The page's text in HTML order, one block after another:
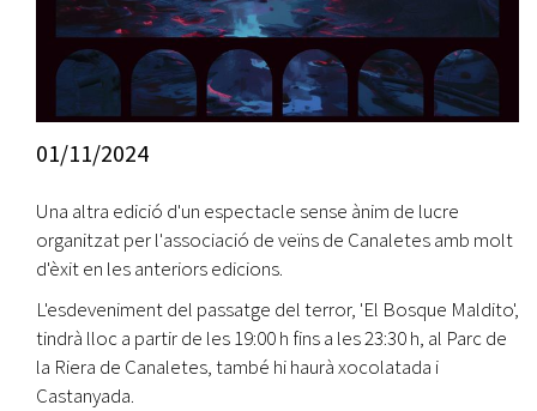
01/11/2024
Una altra edició d'un espectacle sense ànim de lucre
organitzat per l'associació de veïns de Canaletes amb molt
d'èxit en les anteriors edicions.
L'esdeveniment del passatge del terror, 'El Bosque Maldito',
tindrà lloc a partir de les 19:00 h fins a les 23:30 h, al Parc de
la Riera de Canaletes, també hi haurà xocolatada i
Castanyada.